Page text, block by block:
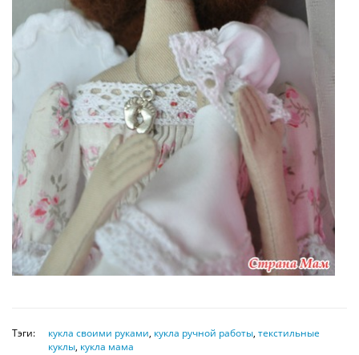
Тэги: кукла своими руками, кукла ручной работы, текстильные
куклы, кукла мама